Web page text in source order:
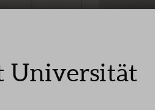
Universität